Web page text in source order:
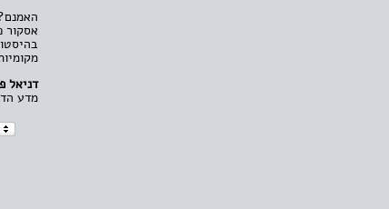
אסקור
דניאל
מדע